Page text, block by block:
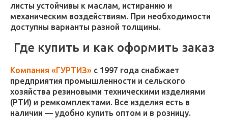
листы устойчивы к маслам, истиранию и
механическим воздействиям. При необходимости
доступны варианты разной толщины.
Где купить и как оформить заказ
Компания «ГУРТИЗ» с 1997 года снабжает
предприятия промышленности и сельского
хозяйства резиновыми техническими изделиями
(РТИ) и ремкомплектами. Все изделия есть в
наличии — удобно купить оптом и в розницу.